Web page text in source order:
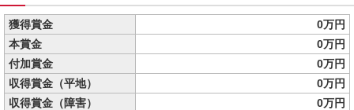
獲得賞金
0万円
本賞金
0万円
付加賞金
0万円
収得賞金（平地）
0万円
収得賞金（障害）
0万円